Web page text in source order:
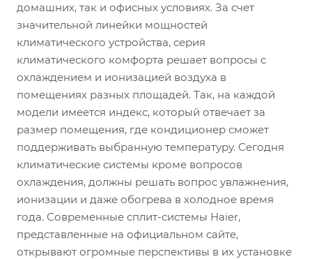
домашних, так и офисных условиях. За счет
значительной линейки мощностей
климатического устройства, серия
климатического комфорта решает вопросы с
охлаждением и ионизацией воздуха в
помещениях разных площадей. Так, на каждой
модели имеется индекс, который отвечает за
размер помещения, где кондиционер сможет
поддерживать выбранную температуру. Сегодня
климатические системы кроме вопросов
охлаждения, должны решать вопрос увлажнения,
ионизации и даже обогрева в холодное время
года. Современные сплит-системы Haier,
представленные на официальном сайте,
открывают огромные перспективы в их установке